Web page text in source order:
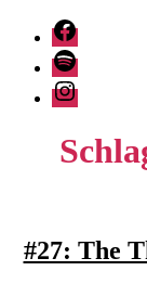
Facebook
Spotify
Instagram
#27: The